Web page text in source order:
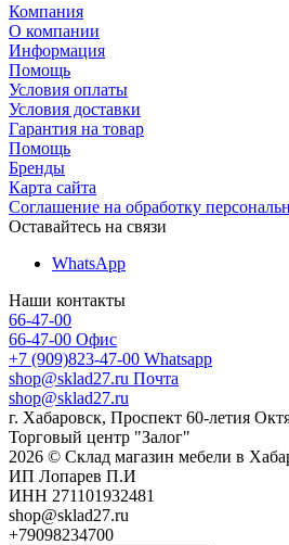
Компания
О компании
Информация
Помощь
Условия оплаты
Условия доставки
Гарантия на товар
Помощь
Бренды
Карта сайта
Соглашение на обработку
Оставайтесь на связи
WhatsApp
Наши контакты
66-47-00
66-47-00 Офис
+7 (909)823-47-00 Whatsapp
shop@sklad27.ru Почта
shop@sklad27.ru
г. Хабаровск, Проспект 60-летия
Торговый центр "Залог"
2026 © Склад магазин мебели в
ИП Лопарев П.И
ИНН 271101932481
shop@sklad27.ru
+79098234700